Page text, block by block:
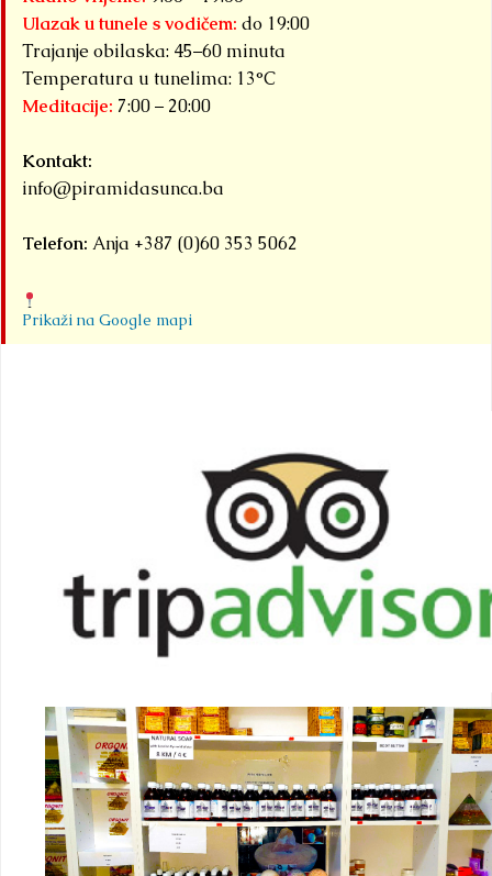
Ulazak u tunele s vodičem: do 19:00
Trajanje obilaska: 45–60 minuta
Temperatura u tunelima: 13°C
Meditacije: 7:00 – 20:00
Kontakt:
info@piramidasunca.ba
Telefon: Anja +387 (0)60 353 5062
Prikaži na Google mapi